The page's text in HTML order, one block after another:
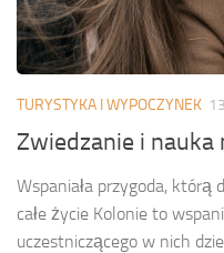
TURYSTYKA I WYPOCZYNEK
Zwiedzanie i nauka
Wspaniała przygoda, którą
całe życie Kolonie to
uczestniczącego w nich